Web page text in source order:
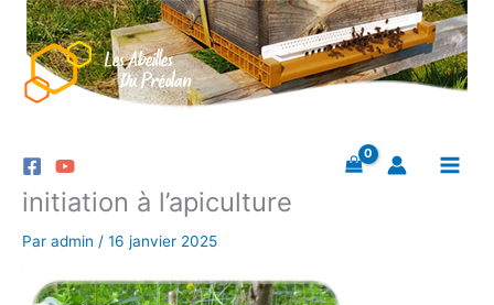
Aller
contenu
initiation à l’apiculture
Par admin / 16 janvier 2025